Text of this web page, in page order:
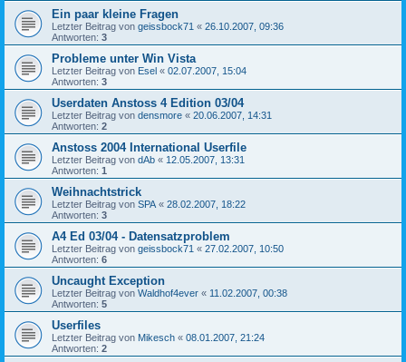
Ein paar kleine Fragen
Letzter Beitrag von geissbock71 « 26.10.2007, 09:36
Antworten: 3
Probleme unter Win Vista
Letzter Beitrag von Esel « 02.07.2007, 15:04
Antworten: 3
Userdaten Anstoss 4 Edition 03/04
Letzter Beitrag von densmore « 20.06.2007, 14:31
Antworten: 2
Anstoss 2004 International Userfile
Letzter Beitrag von dAb « 12.05.2007, 13:31
Antworten: 1
Weihnachtstrick
Letzter Beitrag von SPA « 28.02.2007, 18:22
Antworten: 3
A4 Ed 03/04 - Datensatzproblem
Letzter Beitrag von geissbock71 « 27.02.2007, 10:50
Antworten: 6
Uncaught Exception
Letzter Beitrag von Waldhof4ever « 11.02.2007, 00:38
Antworten: 5
Userfiles
Letzter Beitrag von Mikesch « 08.01.2007, 21:24
Antworten: 2